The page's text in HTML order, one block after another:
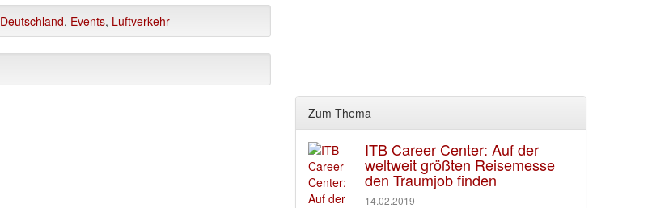
Deutschland, Events, Luftverkehr
Zum Thema
ITB Career Center: Auf der
weltweit größten Reisemesse
den Traumjob finden
14.02.2019